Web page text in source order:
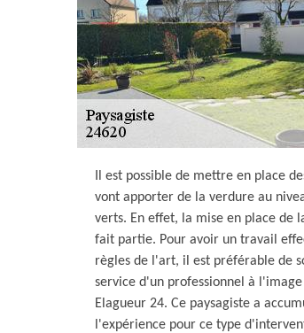
Il est possible de mettre en place
vont apporter de la verdure au
verts. En effet, la mise en place de
fait partie. Pour avoir un travail
règles de l'art, il est préférable de
service d'un professionnel à l'image
Elagueur 24. Ce paysagiste a
l'expérience pour ce type